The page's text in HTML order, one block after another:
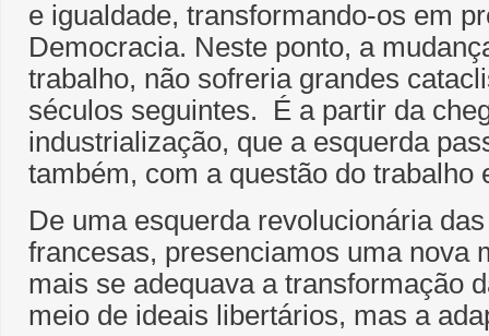
e igualdade, transformando-os em
Democracia. Neste ponto, a
trabalho, não sofreria grandes
séculos seguintes. É a partir da
industrialização, que a esquerda
também, com a questão do trabalho
De uma esquerda revolucionária
francesas, presenciamos uma nova
mais se adequava a transformação
meio de ideais libertários, mas a